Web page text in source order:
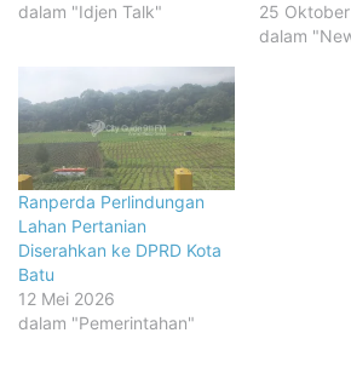
dalam "Idjen Talk"
25
dalam
Ranperda Perlindungan
Lahan Pertanian
Diserahkan ke DPRD Kota
Batu
12 Mei 2026
dalam "Pemerintahan"